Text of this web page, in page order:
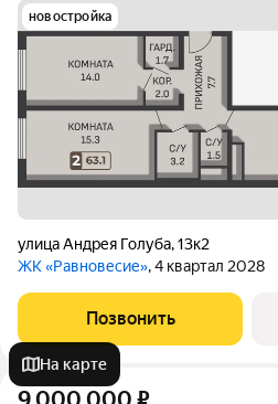
новостройка
улица Андрея Голуба,13к2
ЖК «Равновесие», 4 квартал 2028
Позвонить
На карте